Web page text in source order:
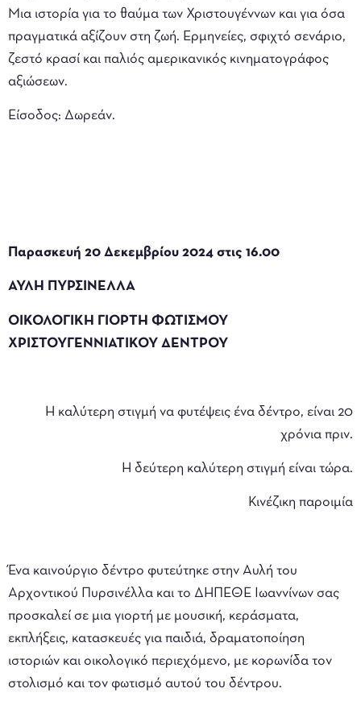
Μια ιστορία για το θαύμα των Χριστουγέννων και για όσα
πραγματικά αξίζουν στη ζωή. Ερμηνείες, σφιχτό σενάριο,
ζεστό κρασί και παλιός αμερικανικός κινηματογράφος
αξιώσεων.
Είσοδος: Δωρεάν.
Παρασκευή 20 Δεκεμβρίου 2024 στις 16.00
ΑΥΛΗ ΠΥΡΣΙΝΕΛΛΑ
ΟΙΚΟΛΟΓΙΚΗ ΓΙΟΡΤΗ ΦΩΤΙΣΜΟΥ
ΧΡΙΣΤΟΥΓΕΝΝΙΑΤΙΚΟΥ ΔΕΝΤΡΟΥ
Η καλύτερη στιγμή να φυτέψεις ένα δέντρο, είναι 20
χρόνια πριν.
Η δεύτερη καλύτερη στιγμή είναι τώρα.
Κινέζικη παροιμία
Ένα καινούργιο δέντρο φυτεύτηκε στην Αυλή του
Αρχοντικού Πυρσινέλλα και το ΔΗΠΕΘΕ Ιωαννίνων σας
προσκαλεί σε μια γιορτή με μουσική, κεράσματα,
εκπλήξεις, κατασκευές για παιδιά, δραματοποίηση
ιστοριών και οικολογικό περιεχόμενο, με κορωνίδα τον
στολισμό και τον φωτισμό αυτού του δέντρου.